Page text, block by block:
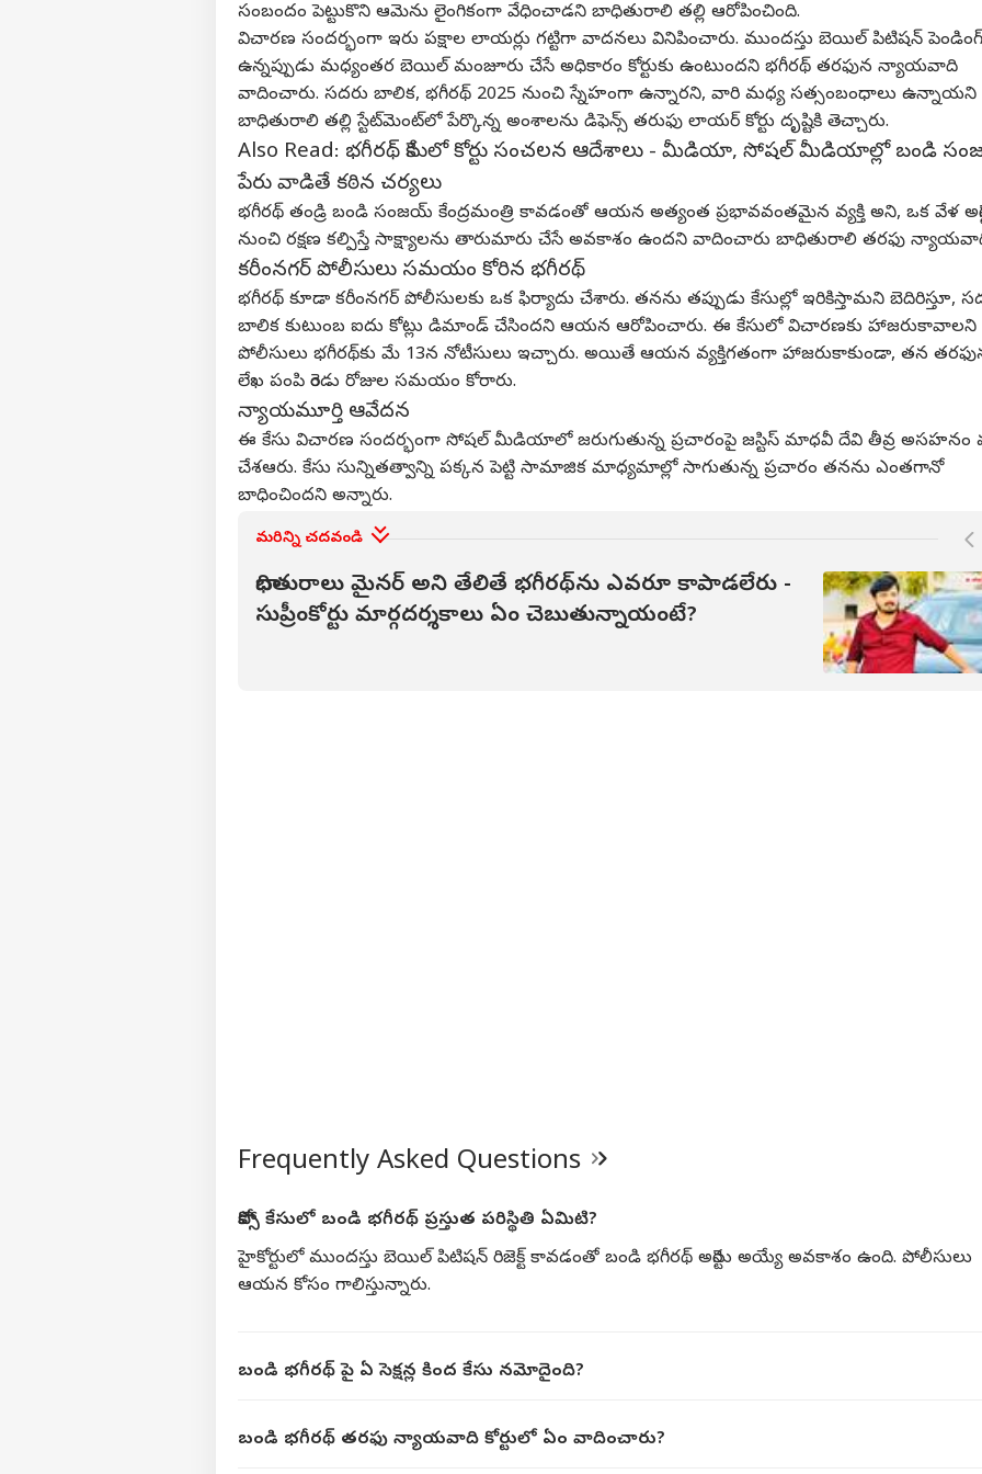
సంబందం పెట్టుకొని ఆమెను లైంగికంగా వేధించాడని బాధితురాలి తల్లి ఆరోపించింది.
విచారణ సందర్భంగా ఇరు పక్షాల లాయర్లు గట్టిగా వాదనలు వినిపించారు. ముందస్తు బెయిల్ పిటిషన్
ఉన్నప్పుడు మధ్యంతర బెయిల్ మంజూరు చేసే అధికారం కోర్టుకు ఉంటుందని భగీరథ్ తరఫున న్యాయవాది
వాదించారు. సదరు బాలిక, భగీరథ్‌ 2025 నుంచి స్నేహంగా ఉన్నారని, వారి మధ్య సత్సంబంధాలు ఉన్నాయని
బాధితురాలి తల్లి స్టేట్‌మెంట్‌లో పేర్కొన్న అంశాలను డిఫెన్స్ తరుఫు లాయర్ కోర్టు దృష్టికి తెచ్చారు.
Also Read: భగీరథ్ కేసులో కోర్టు సంచలన ఆదేశాలు - మీడియా, సోషల్ మీడియాల్లో బండి
పేరు వాడితే కఠిన చర్యలు
భగీరథ్‌ తండ్రి బండి సంజయ్ కేంద్రమంత్రి కావడంతో ఆయన అత్యంత ప్రభావవంతమైన వ్యక్తి అని, ఒక వేళ
నుంచి రక్షణ కల్పిస్తే సాక్ష్యాలను తారుమారు చేసే అవకాశం ఉందని వాదించారు బాధితురాలి తరఫు
కరీంనగర్ పోలీసులు సమయం కోరిన భగీరథ్‌
భగీరథ్‌ కూడా కరీంనగర్‌ పోలీసులకు ఒక ఫిర్యాదు చేశారు. తనను తప్పుడు కేసుల్లో ఇరికిస్తామని బెదిరిస్తూ,
బాలిక కుటుంబ ఐదు కోట్లు డిమాండ్ చేసిందని ఆయన ఆరోపించారు. ఈ కేసులో విచారణకు హాజరుకావాలని
పోలీసులు భగీరథ్‌కు మే 13న నోటీసులు ఇచ్చారు. అయితే ఆయన వ్యక్తిగతంగా హాజరుకాకుండా, తన
లేఖ పంపి రెండు రోజుల సమయం కోరారు.
న్యాయమూర్తి ఆవేదన
ఈ కేసు విచారణ సందర్భంగా సోషల్ మీడియాలో జరుగుతున్న ప్రచారంపై జస్టిస్ మాధవీ దేవి తీవ్ర అసహనం
చేశఆరు. కేసు సున్నితత్వాన్ని పక్కన పెట్టి సామాజిక మాధ్యమాల్లో సాగుతున్న ప్రచారం తనను ఎంతగానో
బాధించిందని అన్నారు.
మరిన్ని చదవండి
బాధితురాలు మైనర్ అని తేలితే భగీరథ్‌ను ఎవరూ కాపాడలేరు -
సుప్రీంకోర్టు మార్గదర్శకాలు ఏం చెబుతున్నాయంటే?
Frequently Asked Questions
పోక్సో కేసులో బండి భగీరథ్‌ ప్రస్తుత పరిస్థితి ఏమిటి?
హైకోర్టులో ముందస్తు బెయిల్ పిటిషన్‌ రిజెక్ట్ కావడంతో బండి భగీరథ్‌ అరెస్టు అయ్యే అవకాశం ఉంది. పోలీసులు
ఆయన కోసం గాలిస్తున్నారు.
బండి భగీరథ్‌ పై ఏ సెక్షన్ల కింద కేసు నమోదైంది?
బండి భగీరథ్‌ తరఫు న్యాయవాది కోర్టులో ఏం వాదించారు?
మమ్మల్ని సంప్రదించండి
ప్రైవసీ పాలసీ
LOGIN
చంపేసి ట్రాలీ బ్యాగ్‌లో
కుక్కేసి పక్క రాష్ట్రంలో
పడేశాడు - విశాఖలో
దారుణం!
బండారం బయటపెట్టిన
చిరంజీవి!?
సాంస్కృతిక వైభవం - 13
వేల మందితో థింసా
డ్యాన్స్.. గిన్నిస్ వరల్డ్
రికార్డు కైవసం!
ఆగస్టు నుంచి ధరలు పెరిగే
వస్తువులు ఇవే!
రిటైర్మెంట్‌ రోజే ఆంధ్ర
ప్రొ.ప్రసాద్‌రెడ్డి సస్పెండ్!
మీ అమ్మాయి మీకు సెకండ్
సురేఖా వాణి ఏం
చెప్పారంటే?